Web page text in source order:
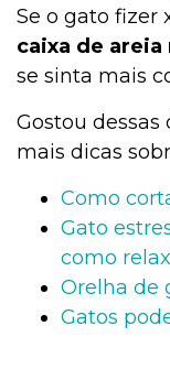
Se o gato fizer
caixa de areia
se sinta mais
Gostou dessas
mais dicas
Como
Gato
como
Orelha de
Gatos